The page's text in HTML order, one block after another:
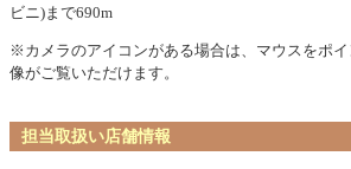
ビニ)まで690m
※カメラのアイコンがある場合は、マウスをポ
像がご覧いただけます。
担当取扱い店舗情報